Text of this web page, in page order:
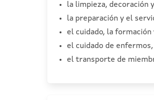
la limpieza, decoración
la preparación y el
el cuidado, la formación
el cuidado de
el transporte de